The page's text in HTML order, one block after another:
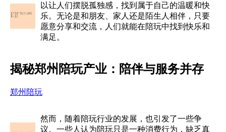
以让人们摆脱孤独感，找到属于自己的温暖和快
乐。无论是和朋友、家人还是陌生人相伴，只要
愿意分享和交流，人们就能在陪玩中找到快乐和
满足。
揭秘郑州陪玩产业：陪伴与服务并存
郑州陪玩
然而，随着陪玩行业的发展，也引发了一些争
议。一些人认为陪玩只是一种消费行为，缺乏真